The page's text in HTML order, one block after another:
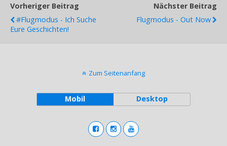
Vorheriger Beitrag
#flugmodus - Ich Suche
Eure Geschichten!
Nächster Beitrag
Flugmodus - Out Now
Zum Seitenanfang
Mobil Desktop